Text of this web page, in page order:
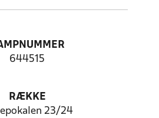
644515
RÆKKE
23/24